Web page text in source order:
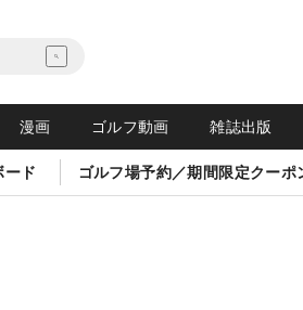
漫画 ゴルフ動画 雑誌出版
ド ゴルフ場予約／期間限定クーポ